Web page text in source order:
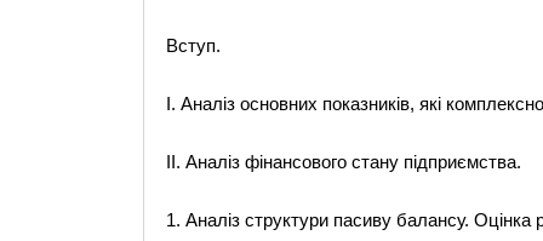
Вступ.
І. Аналіз основних показників, які
ІІ. Аналіз фінансового стану підприємства.
1. Аналіз структури пасиву балансу. Оцінка